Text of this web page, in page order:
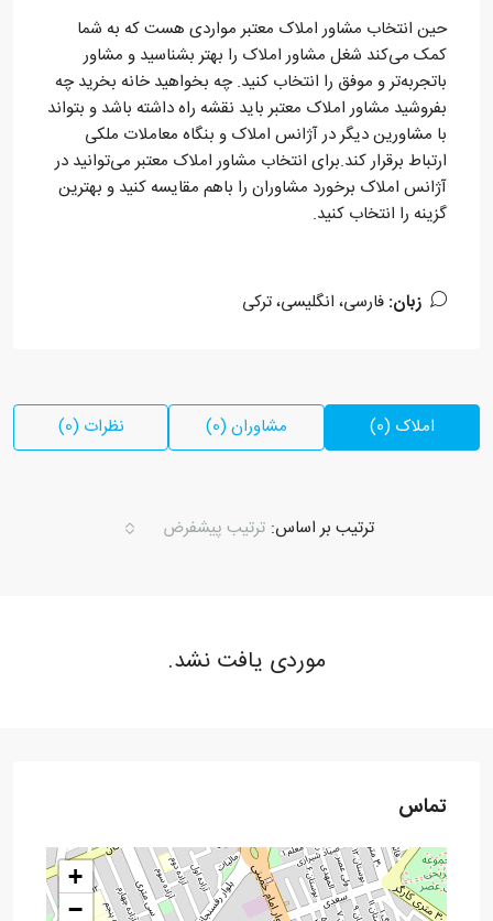
حین انتخاب مشاور املاک معتبر مواردی هست که به شما
کمک می‌کند شغل مشاور املاک را بهتر بشناسید و مشاور
باتجربه‌تر و موفق را انتخاب کنید. چه بخواهید خانه بخرید چه
بفروشید مشاور املاک معتبر باید نقشه راه داشته باشد و بتواند
با مشاورین دیگر در آژانس املاک و بنگاه معاملات ملکی
ارتباط برقرار کند.برای انتخاب مشاور املاک معتبر می‌توانید در
آژانس املاک برخورد مشاوران را باهم مقایسه کنید و بهترین
گزینه را انتخاب کنید.
زبان: فارسی، انگلیسی، ترکی
املاک (0) مشاوران (0) نظرات (0)
ترتیب بر اساس: ترتیب پیشفرض
موردی یافت نشد.
تماس
+
−